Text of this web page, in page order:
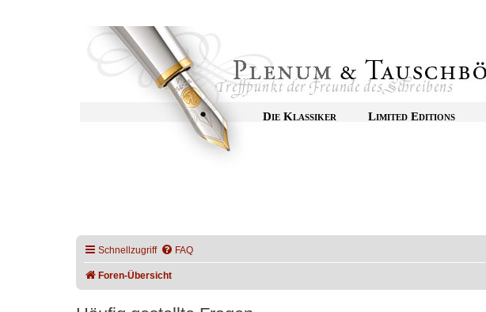
Die Klassiker Limited Editions
Schnellzugriff FAQ
Foren-Übersicht